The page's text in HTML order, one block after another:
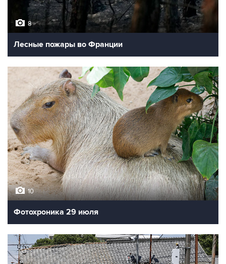
8
Лесные пожары во Франции
10
Фотохроника 29 июля